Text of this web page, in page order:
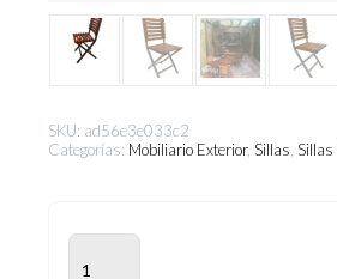
SKU: ad56e3e033c2
Categorías: Mobiliario Exterior, Sillas Sillas
PLZ-
200